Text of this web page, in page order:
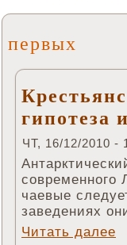
первых
гипотеза
ЧТ, 16/12/2010 -
современного
чаевые
заведениях
Читать далее